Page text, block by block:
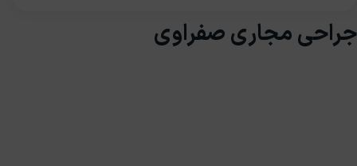
جراحی مجاری صفراوی